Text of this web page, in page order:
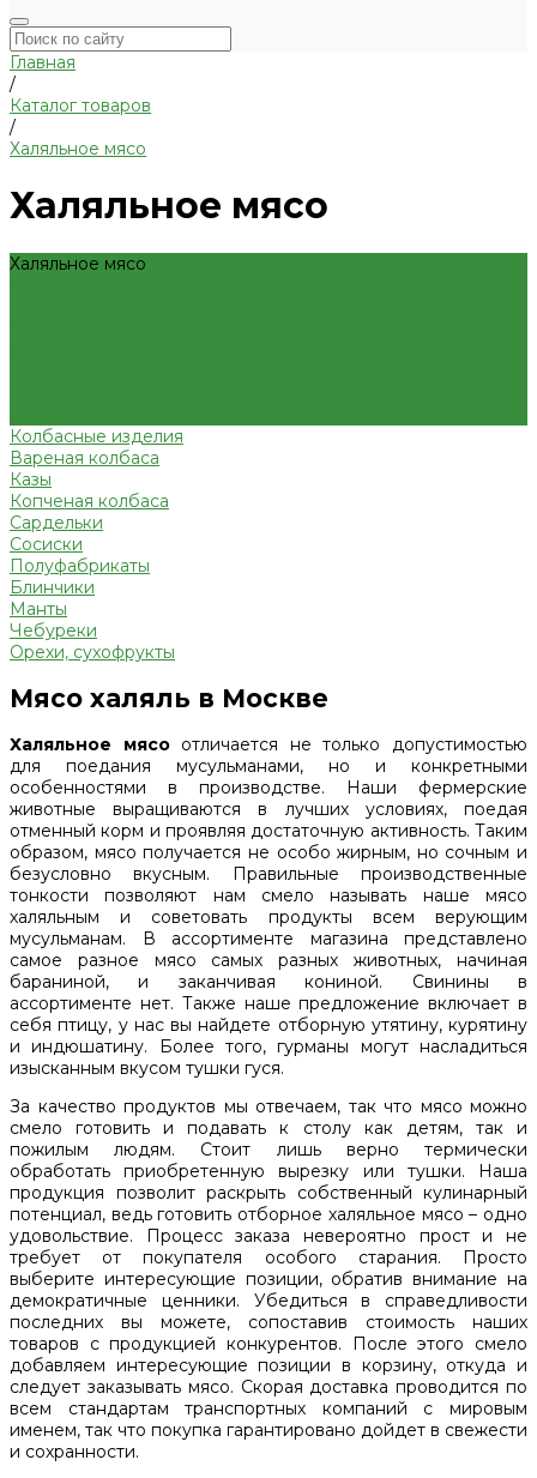
Главная
/
Каталог товаров
/
Халяльное мясо
Халяльное мясо
Халяльное мясо
Колбасные изделия
Вареная колбаса
Казы
Копченая колбаса
Сардельки
Сосиски
Полуфабрикаты
Блинчики
Манты
Чебуреки
Орехи, сухофрукты
Мясо халяль в Москве
Халяльное мясоотличается не только допустимостью
для поедания мусульманами, но и конкретными
особенностями в производстве. Наши фермерские
животные выращиваются в лучших условиях, поедая
отменный корм и проявляя достаточную активность. Таким
образом, мясо получается не особо жирным, но сочным и
безусловно вкусным. Правильные производственные
тонкости позволяют нам смело называть наше мясо
халяльным и советовать продукты всем верующим
мусульманам. В ассортименте магазина представлено
самое разное мясо самых разных животных, начиная
бараниной, и заканчивая кониной. Свинины в
ассортименте нет. Также наше предложение включает в
себя птицу, у нас вы найдете отборную утятину, курятину
и индюшатину. Более того, гурманы могут насладиться
изысканным вкусом тушки гуся.
За качество продуктов мы отвечаем, так что мясо можно
смело готовить и подавать к столу как детям, так и
пожилым людям. Стоит лишь верно термически
обработать приобретенную вырезку или тушки. Наша
продукция позволит раскрыть собственный кулинарный
потенциал, ведь готовить отборное халяльное мясо – одно
удовольствие. Процесс заказа невероятно прост и не
требует от покупателя особого старания. Просто
выберите интересующие позиции, обратив внимание на
демократичные ценники. Убедиться в справедливости
последних вы можете, сопоставив стоимость наших
товаров с продукцией конкурентов. После этого смело
добавляем интересующие позиции в корзину, откуда и
следует заказывать мясо. Скорая доставка проводится по
всем стандартам транспортных компаний с мировым
именем, так что покупка гарантировано дойдет в свежести
и сохранности.